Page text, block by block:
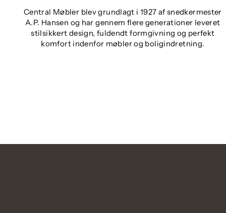
Central Møbler blev grundlagt i 1927 af snedkermester
A.P. Hansen og har gennem flere generationer leveret
stilsikkert design, fuldendt formgivning og perfekt
komfort indenfor møbler og boligindretning.